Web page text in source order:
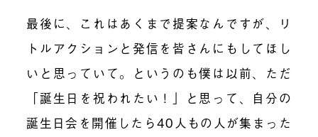
最後に、これはあくまで提案なんですが、リ
トルアクションと発信を皆さんにもしてほし
いと思っていて。というのも僕は以前、ただ
「誕生日を祝われたい！」と思って、自分の
誕生日会を開催したら40人もの人が集まった